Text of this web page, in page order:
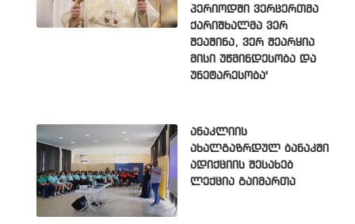
პერიოდში ვერცერთმა
ქარიშხალმა ვერ
შეაშინა, ვერ შეარყია
მისი უწმინდესობა და
უნეტარესობა'
ანაკლიის
ახალგაზრდულ ბანაკში
ადიქციის შესახებ
ლექცია გაიმართა